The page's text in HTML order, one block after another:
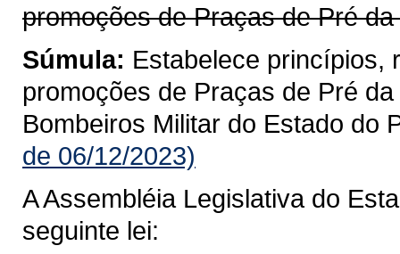
promoções de Praças de Pré
Súmula: Estabelece princípios,
promoções de Praças de Pré
Bombeiros Militar do Estado do
de 06/12/2023)
A Assembléia Legislativa do
seguinte lei: